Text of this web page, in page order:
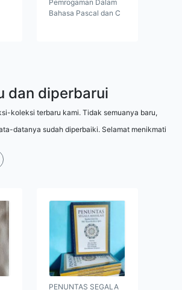
Pemrogaman Dalam
Bahasa Pascal dan C
dan diperbarui
koleksi terbaru kami. Tidak semuanya baru,
datanya sudah diperbaiki. Selamat menikmati
PENUNTAS SEGALA